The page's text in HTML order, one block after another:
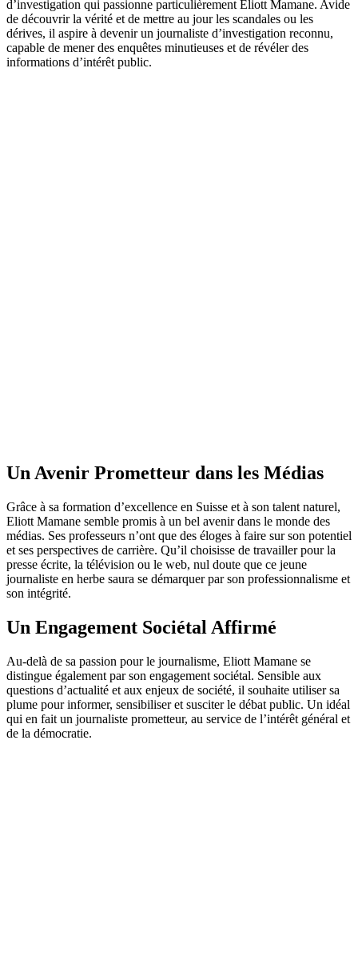
d’investigation qui passionne particulièrement Eliott Mamane. Avide
de découvrir la vérité et de mettre au jour les scandales ou les
dérives, il aspire à devenir un journaliste d’investigation reconnu,
capable de mener des enquêtes minutieuses et de révéler des
informations d’intérêt public.
Un Avenir Prometteur dans les Médias
Grâce à sa formation d’excellence en Suisse et à son talent naturel,
Eliott Mamane semble promis à un bel avenir dans le monde des
médias. Ses professeurs n’ont que des éloges à faire sur son potentiel
et ses perspectives de carrière. Qu’il choisisse de travailler pour la
presse écrite, la télévision ou le web, nul doute que ce jeune
journaliste en herbe saura se démarquer par son professionnalisme et
son intégrité.
Un Engagement Sociétal Affirmé
Au-delà de sa passion pour le journalisme, Eliott Mamane se
distingue également par son engagement sociétal. Sensible aux
questions d’actualité et aux enjeux de société, il souhaite utiliser sa
plume pour informer, sensibiliser et susciter le débat public. Un idéal
qui en fait un journaliste prometteur, au service de l’intérêt général et
de la démocratie.